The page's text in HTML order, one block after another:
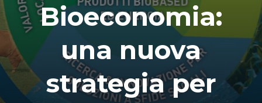
Bioeconomia:
una nuova
strategia per